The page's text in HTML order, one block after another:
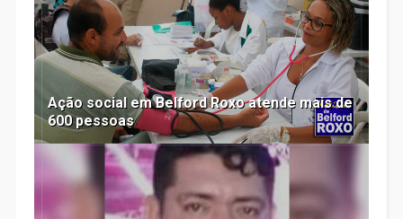
Ação social em Belford Roxo atende mais de
600 pessoas